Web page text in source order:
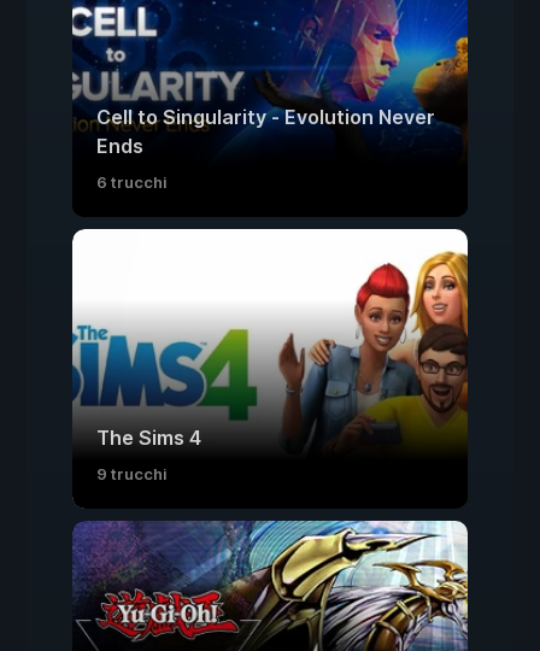
Cell to Singularity - Evolution Never
Ends
6 trucchi
The Sims 4
9 trucchi